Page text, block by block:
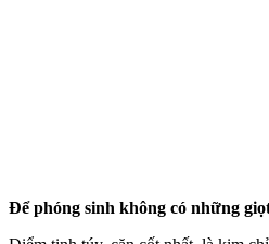
Để phóng sinh không có những